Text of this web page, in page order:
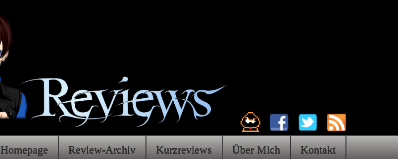
Homepage Review-Archiv Kurzreviews Über Mich Kontakt